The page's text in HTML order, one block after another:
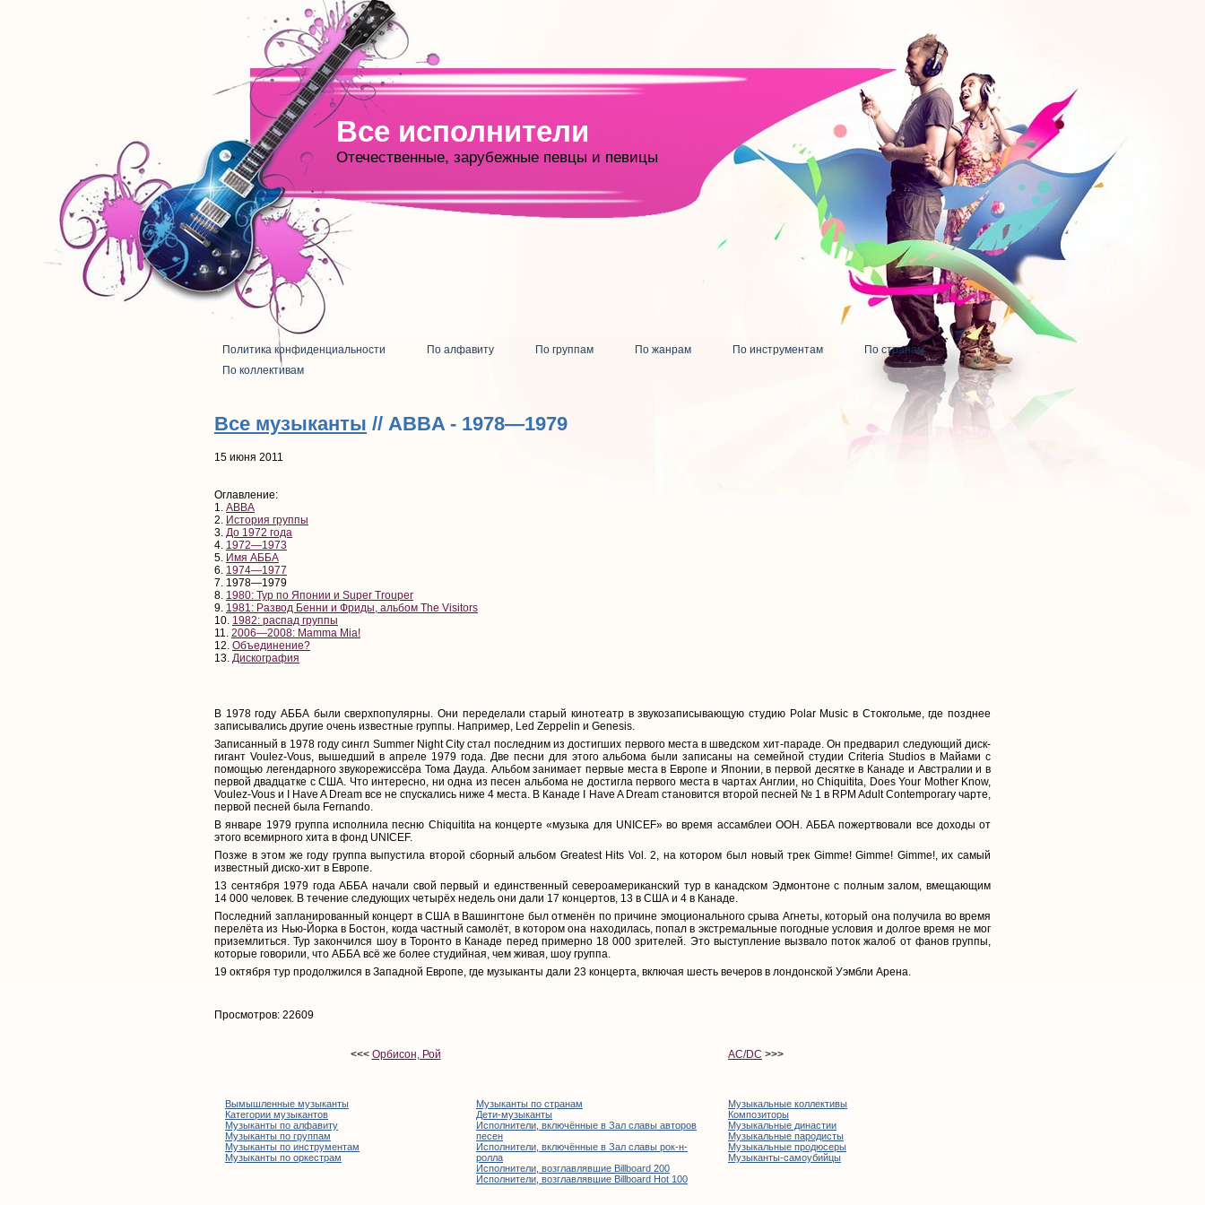
Все исполнители
Отечественные, зарубежные певцы и певицы
Политика конфиденциальности По алфавиту По группам По жанрам По инструментам
По странам
По коллективам
Все музыканты // ABBA - 1978—1979
15 июня 2011
Оглавление:
1. ABBA
2. История группы
3. До 1972 года
4. 1972—1973
5. Имя АББА
6. 1974—1977
7. 1978—1979
8. 1980: Тур по Японии и Super Trouper
9. 1981: Развод Бенни и Фриды, альбом The Visitors
10. 1982: распад группы
11. 2006—2008: Mamma Mia!
12. Объединение?
13. Дискография
В 1978 году АББА были сверхпопулярны. Они переделали старый кинотеатр в звукозаписывающую студию Polar Music в Стокгольме, где позднее
записывались другие очень известные группы. Например, Led Zeppelin и Genesis.
Записанный в 1978 году сингл Summer Night City стал последним из достигших первого места в шведском хит-параде. Он предварил следующий диск-
гигант Voulez-Vous, вышедший в апреле 1979 года. Две песни для этого альбома были записаны на семейной студии Criteria Studios в Майами с
помощью легендарного звукорежиссёра Тома Дауда. Альбом занимает первые места в Европе и Японии, в первой десятке в Канаде и Австралии и в
первой двадцатке с США. Что интересно, ни одна из песен альбома не достигла первого места в чартах Англии, но Chiquitita, Does Your Mother Know,
Voulez-Vous и I Have A Dream все не спускались ниже 4 места. В Канаде I Have A Dream становится второй песней № 1 в RPM Adult Contemporary чарте,
первой песней была Fernando.
В январе 1979 группа исполнила песню Chiquitita на концерте «музыка для UNICEF» во время ассамблеи ООН. АББА пожертвовали все доходы от
этого всемирного хита в фонд UNICEF.
Позже в этом же году группа выпустила второй сборный альбом Greatest Hits Vol. 2, на котором был новый трек Gimme! Gimme! Gimme!, их самый
известный диско-хит в Европе.
13 сентября 1979 года АББА начали свой первый и единственный североамериканский тур в канадском Эдмонтоне с полным залом, вмещающим
14 000 человек. В течение следующих четырёх недель они дали 17 концертов, 13 в США и 4 в Канаде.
Последний запланированный концерт в США в Вашингтоне был отменён по причине эмоционального срыва Агнеты, который она получила во время
перелёта из Нью-Йорка в Бостон, когда частный самолёт, в котором она находилась, попал в экстремальные погодные условия и долгое время не мог
приземлиться. Тур закончился шоу в Торонто в Канаде перед примерно 18 000 зрителей. Это выступление вызвало поток жалоб от фанов группы,
которые говорили, что АББА всё же более студийная, чем живая, шоу группа.
19 октября тур продолжился в Западной Европе, где музыканты дали 23 концерта, включая шесть вечеров в лондонской Уэмбли Арена.
Просмотров: 22609
<<< Орбисон, Рой AC/DC >>>
Вымышленные музыканты
Категории музыкантов
Музыканты по алфавиту
Музыканты по группам
Музыканты по инструментам
Музыканты по оркестрам
Музыканты по странам
Дети-музыканты
Исполнители, включённые в Зал славы авторов
песен
Исполнители, включённые в Зал славы рок-н-
ролла
Исполнители, возглавлявшие Billboard 200
Исполнители, возглавлявшие Billboard Hot 100
Музыкальные коллективы
Композиторы
Музыкальные династии
Музыкальные пародисты
Музыкальные продюсеры
Музыканты-самоубийцы